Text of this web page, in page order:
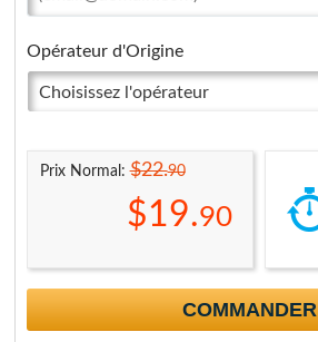
Opérateur d'Origine
Choisissez l'opérateur
Prix Normal:$22.90
$19.90
COMMANDER